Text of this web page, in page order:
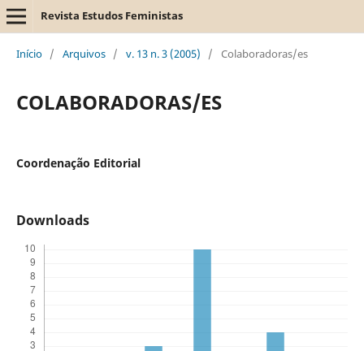
Revista Estudos Feministas
Início / Arquivos / v. 13 n. 3 (2005) / Colaboradoras/es
COLABORADORAS/ES
Coordenação Editorial
Downloads